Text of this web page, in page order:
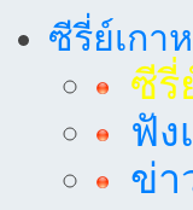
ซีรี่ย์เกา
ซีรี่
ฟัง
ข่า